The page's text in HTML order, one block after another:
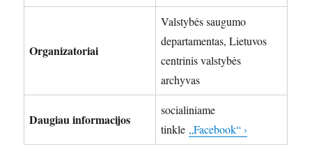
Organizatoriai
Valstybės saugumo
departamentas, Lietuvos
centrinis valstybės
archyvas
Daugiau informacijos
socialiniame
tinkle „Facebook“ ›